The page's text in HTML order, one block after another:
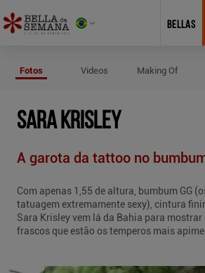
BELLAS
Fotos Videos Making Of
SARA KRISLEY
A garota da tattoo no
Com apenas 1,55 de altura, bumbum GG
tatuagem extremamente sexy), cintura
Sara Krisley vem lá da Bahia para mostrar
frascos que estão os temperos mais